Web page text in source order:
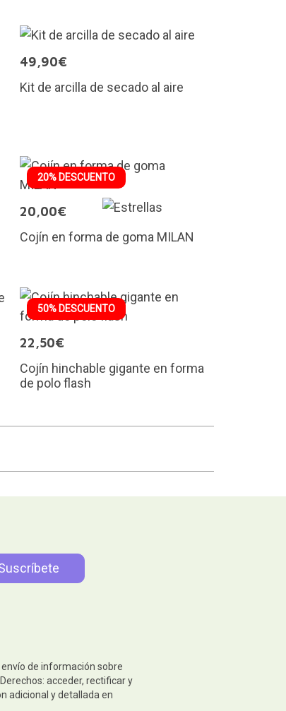
49,90€
Kit de arcilla de secado al aire
20% DESCUENTO
20,00€
Cojín en forma de goma MILAN
50% DESCUENTO
22,50€
Cojín hinchable gigante en forma
de polo flash
de información sobre
acceder, rectificar y
adicional y detallada en